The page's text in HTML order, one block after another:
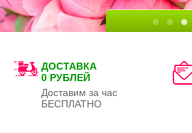
ДОСТАВКА
0 РУБЛЕЙ
Доставим за час
БЕСПЛАТНО